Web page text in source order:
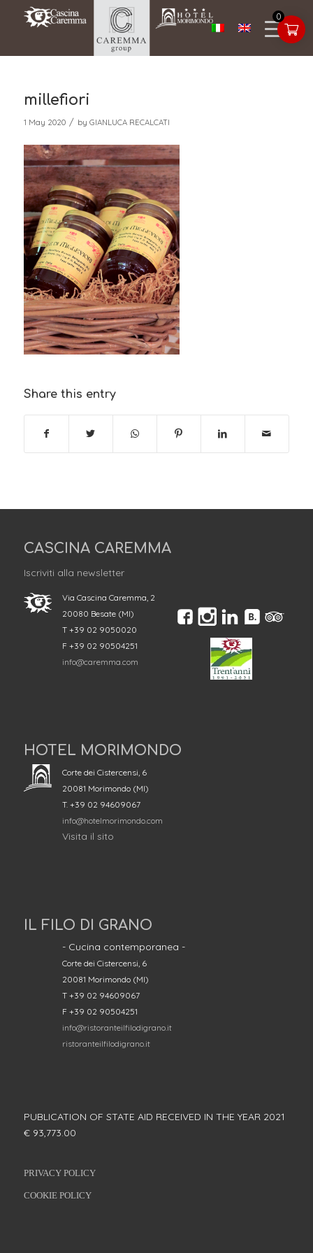
0
millefiori
1 May 2020 / by GIANLUCA RECALCATI
Share this entry
CASCINA CAREMMA
Iscriviti alla newsletter
Via Cascina Caremma, 2
20080 Besate (MI)
T +39 02 9050020
F +39 02 90504251
info@caremma.com
HOTEL MORIMONDO
Corte dei Cistercensi, 6
20081 Morimondo (MI)
T. +39 02 94609067
info@hotelmorimondo.com
Visita il sito
IL FILO DI GRANO
- Cucina contemporanea -
Corte dei Cistercensi, 6
20081 Morimondo (MI)
T +39 02 94609067
F +39 02 90504251
info@ristoranteilfilodigrano.it
ristoranteilfilodigrano.it
PUBLICATION OF STATE AID RECEIVED IN THE YEAR 2021
€ 93,773.00
PRIVACY POLICY
COOKIE POLICY